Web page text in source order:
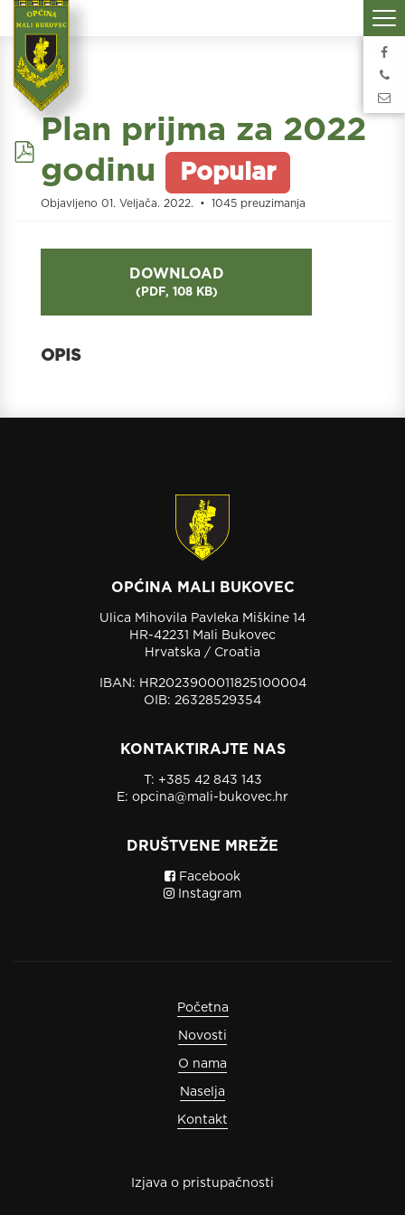
pdf
Plan prijma za 2022
godinu
Popular
Objavljeno 01. Veljača. 2022. 1045 preuzimanja
DOWNLOAD
( PDF, 108 KB)
OPĆINA MALI BUKOVEC
Ulica Mihovila Pavleka Miškine 14
HR-42231 Mali Bukovec
Hrvatska / Croatia
IBAN: HR2023900011825100004
OIB: 26328529354
KONTAKTIRAJTE NAS
T: +385 42 843 143
E: opcina@mali-bukovec.hr
DRUŠTVENE MREŽE
Facebook
Instagram
Početna
Novosti
O nama
Naselja
Kontakt
Izjava o pristupačnosti